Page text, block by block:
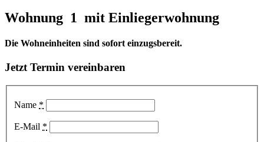
Wohnung 1 mit Einliegerwohnung
Die Wohneinheiten sind sofort einzugsbereit.
Jetzt Termin vereinbaren
Name *
E-Mail *